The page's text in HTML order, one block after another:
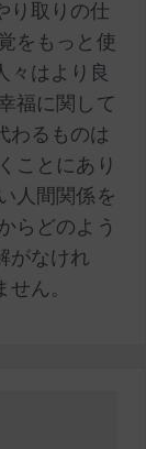
り取りの仕
をもっと使
々はより良
福に関して
わるものは
ことにあり
人間関係を
らどのよう
がなけれ
ん。